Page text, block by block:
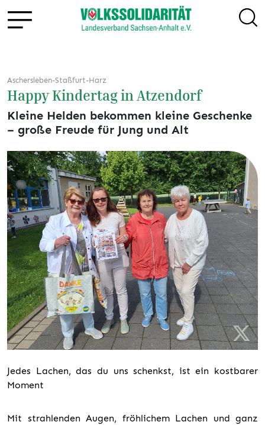
Aschersleben-Staßfurt-Harz
Happy Kindertag in Atzendorf
Kleine Helden bekommen kleine Geschenke
– große Freude für Jung und Alt
Jedes Lachen, das du uns schenkst, ist ein kostbarer
Moment
Mit strahlenden Augen, fröhlichem Lachen und ganz